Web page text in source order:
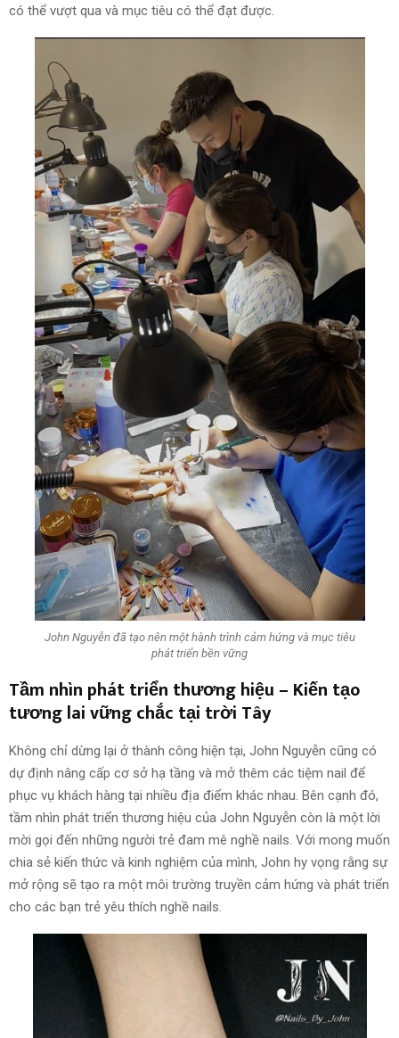
có thể vượt qua và mục tiêu có thể đạt được.
John Nguyễn đã tạo nên một hành trình cảm hứng và mục tiêu
phát triển bền vững
Tầm nhìn phát triển thương hiệu – Kiến tạo
tương lai vững chắc tại trời Tây
Không chỉ dừng lại ở thành công hiện tại, John Nguyễn cũng có
dự định nâng cấp cơ sở hạ tầng và mở thêm các tiệm nail để
phục vụ khách hàng tại nhiều địa điểm khác nhau. Bên cạnh đó,
tầm nhìn phát triển thương hiệu của John Nguyễn còn là một lời
mời gọi đến những người trẻ đam mê nghề nails. Với mong muốn
chia sẻ kiến thức và kinh nghiệm của mình, John hy vọng rằng sự
mở rộng sẽ tạo ra một môi trường truyền cảm hứng và phát triển
cho các bạn trẻ yêu thích nghề nails.